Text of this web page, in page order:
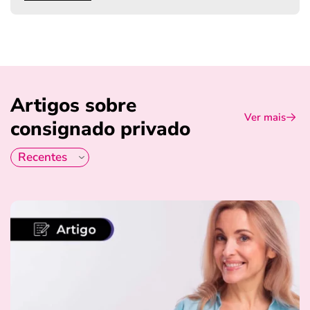
Artigos sobre
consignado privado
Ver mais